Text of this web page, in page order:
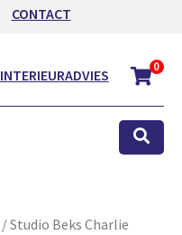
CONTACT
INTERIEURADVIES 0
/ Studio Beks Charlie